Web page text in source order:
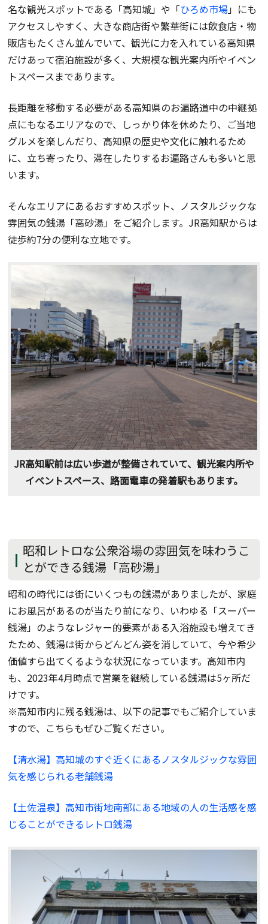
名な観光スポットである「高知城」や「ひろめ市場 」にも
アクセスしやすく、大きな商店街や繁華街には飲食店・物
販店もたくさん並んでいて、観光に力を入れている高知県
だけあって宿泊施設が多く、大規模な観光案内所やイベン
トスペースまであります。
長距離を移動する必要がある高知県のお遍路道中の中継拠
点にもなるエリアなので、しっかり体を休めたり、ご当地
グルメを楽しんだり、高知県の歴史や文化に触れるため
に、立ち寄ったり、滞在したりするお遍路さんも多いと思
います。
そんなエリアにあるおすすめスポット、ノスタルジックな
雰囲気の銭湯「高砂湯」をご紹介します。JR高知駅からは
徒歩約7分の便利な立地です。
JR高知駅前は広い歩道が整備されていて、観光案内所や
イベントスペース、路面電車の発着駅もあります。
昭和レトロな公衆浴場の雰囲気を味わうこ
とができる銭湯「高砂湯」
昭和の時代には街にいくつもの銭湯がありましたが、家庭
にお風呂があるのが当たり前になり、いわゆる「スーパー
銭湯」のようなレジャー的要素がある入浴施設も増えてき
たため、銭湯は街からどんどん姿を消していて、今や希少
価値すら出てくるような状況になっています。高知市内
も、2023年4月時点で営業を継続している銭湯は5ヶ所だ
けです。
※高知市内に残る銭湯は、以下の記事でもご紹介していま
すので、こちらもぜひご覧ください。
【清水湯】高知城のすぐ近くにあるノスタルジックな雰囲
気を感じられる老舗銭湯
【土佐温泉】高知市街地南部にある地域の人の生活感を感
じることができるレトロ銭湯